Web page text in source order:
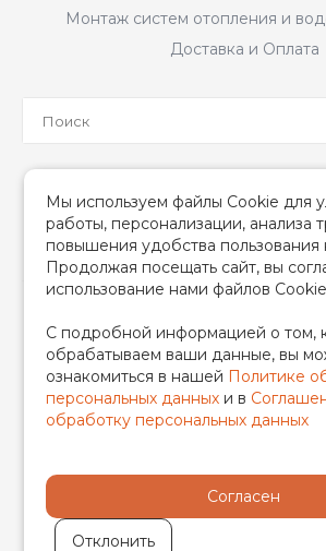
Монтаж систем отопления и
Доставка и Оплата
2026 © TIM (ТИМ) Инженерная
защищены
ИП Гончаренко Надежда
500708528433/
Мы используем файлы Cookie для
работы, персонализации, анализа
повышения удобства
Продолжая посещать сайт, вы
использование нами файлов
С подробной информацией о том,
обрабатываем ваши данные, вы
ознакомиться в нашей Политике
персональных данных и в
обработку персональных данных
Согласен
Отклонить